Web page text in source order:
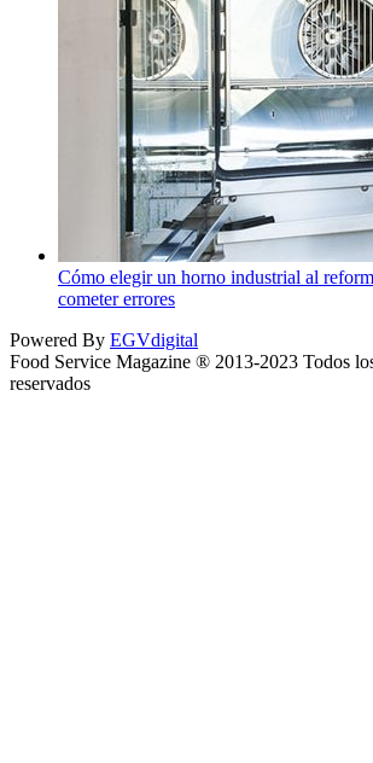
Cómo elegir un horno industrial al
cometer errores
Powered By EGVdigital
Food Service Magazine ® 2013-2023 Todos
reservados